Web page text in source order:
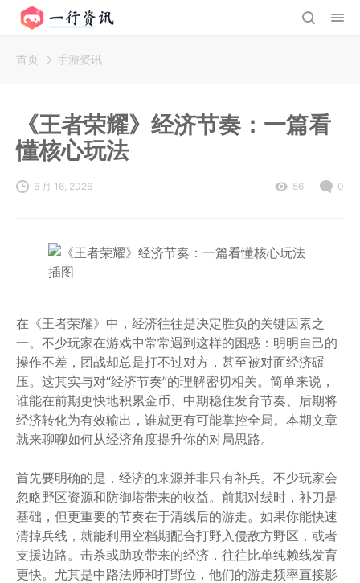
首页 手游资讯
《王者荣耀》经济节奏：一篇看
懂核心玩法
6 月 16, 2026 56 0
在《王者荣耀》中，经济往往是决定胜负的关键因素之
一。不少玩家在游戏中常常遇到这样的困惑：明明自己的
操作不差，团战却总是打不过对方，甚至被对面经济碾
压。这其实与对“经济节奏”的理解密切相关。简单来说，
谁能在前期更快地积累金币、中期稳住发育节奏、后期将
经济转化为有效输出，谁就更有可能掌控全局。本期文章
就来聊聊如何从经济角度提升你的对局思路。
首先要明确的是，经济的来源并非只有补兵。不少玩家会
忽略野区资源和防御塔带来的收益。前期对线时，补刀是
基础，但更重要的节奏在于清线后的游走。如果你能快速
清掉兵线，就能利用空档期配合打野入侵敌方野区，或者
支援边路。击杀或助攻带来的经济，往往比单纯赖线发育
更快。尤其是中路法师和打野位，他们的游走频率直接影